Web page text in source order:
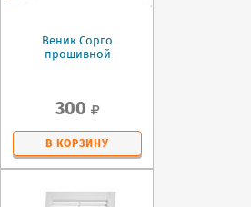
Веник Сорго
прошивной
300
В КОРЗИНУ